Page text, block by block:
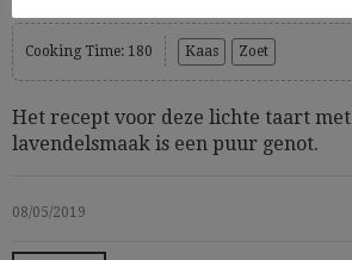
Cooking Time: 180 Kaas Zoet
Het recept voor deze lichte taart
lavendelsmaak is een puur genot.
08/05/2019